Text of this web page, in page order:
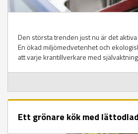
Den största trenden just nu är det
En ökad miljömedvetenhet och
att varje krantillverkare med
Ett grönare kök med